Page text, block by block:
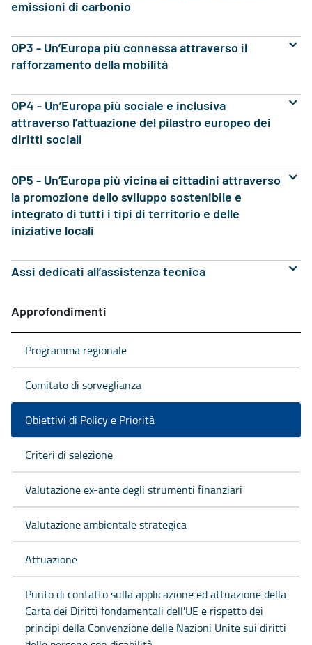
emissioni di carbonio
OP3 - Un’Europa più connessa attraverso il
rafforzamento della mobilità
OP4 - Un’Europa più sociale e inclusiva
attraverso l’attuazione del pilastro europeo dei
diritti sociali
OP5 - Un’Europa più vicina ai cittadini attraverso
la promozione dello sviluppo sostenibile e
integrato di tutti i tipi di territorio e delle
iniziative locali
Assi dedicati all’assistenza tecnica
Approfondimenti
Programma regionale
Comitato di sorveglianza
Obiettivi di Policy e Priorità
Criteri di selezione
Valutazione ex-ante degli strumenti finanziari
Valutazione ambientale strategica
Attuazione
Punto di contatto sulla applicazione ed attuazione della
Carta dei Diritti fondamentali dell'UE e rispetto dei
principi della Convenzione delle Nazioni Unite sui diritti